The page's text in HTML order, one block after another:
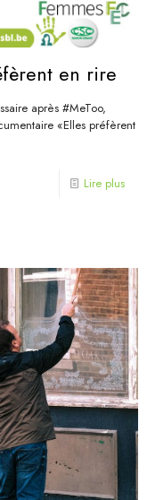
en rire
après #MeToo,
«Elles préfèrent
Lire plus